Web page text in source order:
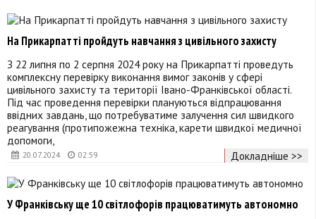
20.07.2024 02:59
На Прикарпатті пройдуть навчання з цивільного захисту
З 22 липня по 2 серпня 2024 року на Прикарпатті проведуть
комплексну перевірку виконання вимог законів у сфері
цивільного захисту та території Івано-Франківської області.
Під час проведення перевірки плануються відпрацювання
ввідних завдань, що потребуватиме залучення сил швидкого
реагування (протипожежна техніка, карети швидкої медичної
допомоги,
Докладніше >>
У Франківську ще 10 світлофорів працюватимуть автономно